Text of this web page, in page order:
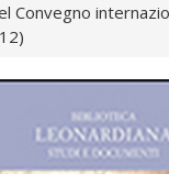
Convegno